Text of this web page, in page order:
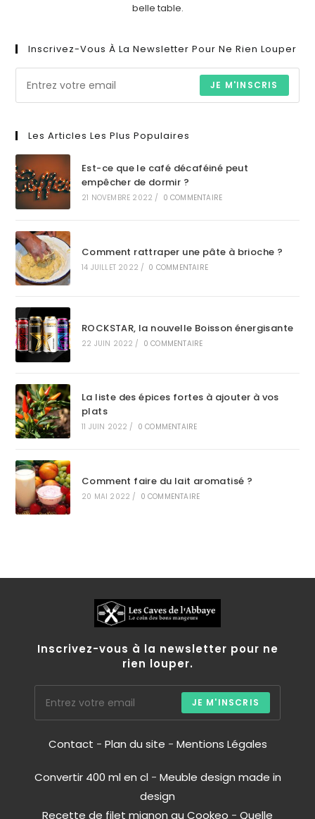
belle table.
Inscrivez-Vous À La Newsletter Pour Ne Rien Louper
JE M'INSCRIS
Les Articles Les Plus Populaires
Est-ce que le café décaféiné peut
empêcher de dormir ?
21 NOVEMBRE 2022 / 0 COMMENTAIRE
Comment rattraper une pâte à brioche ?
14 JUILLET 2022 / 0 COMMENTAIRE
ROCKSTAR, la nouvelle Boisson énergisante
22 JUIN 2022 / 0 COMMENTAIRE
La liste des épices fortes à ajouter à vos
plats
11 JUIN 2022 / 0 COMMENTAIRE
Comment faire du lait aromatisé ?
20 MAI 2022 / 0 COMMENTAIRE
Inscrivez-vous à la newsletter pour ne
rien louper.
JE M'INSCRIS
Contact - Plan du site - Mentions Légales
Convertir 400 ml en cl - Meuble design made in
design
Recette de filet mignon au Cookeo - Quelle